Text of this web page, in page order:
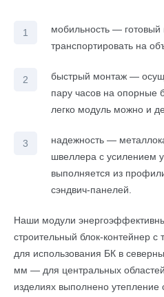
мобильность —
транспортировать на
быстрый монтаж —
пару часов на опорные
легко модуль можно и
надежность —
швеллера с усилением
выполняется из
сэндвич-панелей.
Наши модули
строительный блок-контейнер
для использования БК в
мм — для центральных
изделиях выполнено утепление